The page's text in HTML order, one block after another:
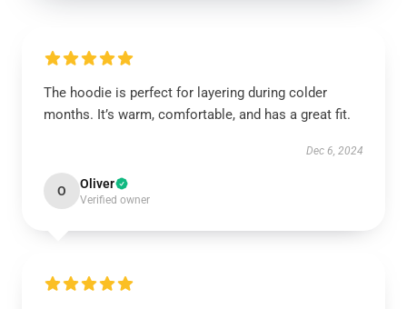
The hoodie is perfect for layering during colder
months. It’s warm, comfortable, and has a great fit.
Dec 6, 2024
O Oliver
Verified owner